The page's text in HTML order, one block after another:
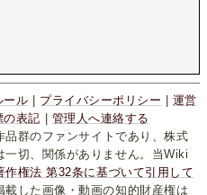
ール プライバシーポリシー
運営
の表記
管理人へ連絡する
品群のファンサイトであり、株式
切、関係がありません。当Wiki
作権法 第32条に基づいて引用して
載した画像・動画の知的財産権は